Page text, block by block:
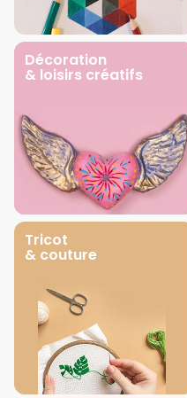
Décoration
& loisirs créatifs
Tricot
& couture